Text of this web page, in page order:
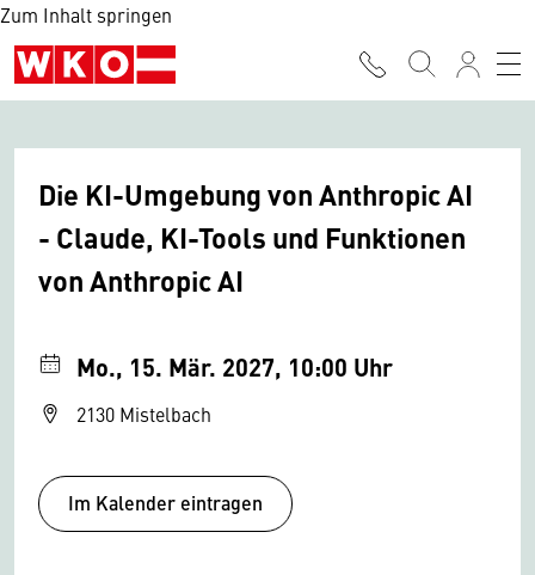
Zum Inhalt springen
Die KI-Umgebung von Anthropic AI
- Claude, KI-Tools und Funktionen
von Anthropic AI
Mo., 15. Mär. 2027, 10:00 Uhr
2130 Mistelbach
Im Kalender eintragen